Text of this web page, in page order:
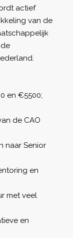
actief
van de
en €5500;
de CAO
naar Senior
en
met veel
en